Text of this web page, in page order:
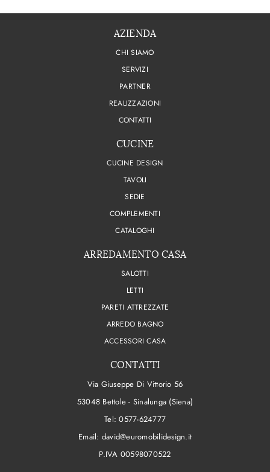
AZIENDA
CHI SIAMO
SERVIZI
PARTNER
REALIZZAZIONI
CONTATTI
CUCINE
CUCINE DESIGN
TAVOLI
SEDIE
COMPLEMENTI
CATALOGHI
ARREDAMENTO CASA
SALOTTI
LETTI
PARETI ATTREZZATE
ARREDO BAGNO
ACCESSORI CASA
CONTATTI
Via Giuseppe Di Vittorio 56
53048 Bettole - Sinalunga (Siena)
Tel:0577-624777
Email: david@euromobilidesign.it
P.IVA 00598070522